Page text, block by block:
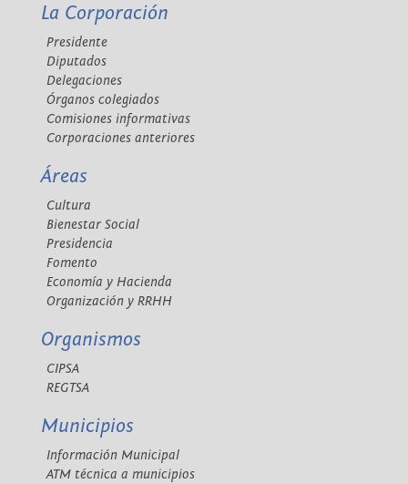
La Corporación
Presidente
Diputados
Delegaciones
Órganos colegiados
Comisiones informativas
Corporaciones anteriores
Áreas
Cultura
Bienestar Social
Presidencia
Fomento
Economía y Hacienda
Organización y RRHH
Organismos
CIPSA
REGTSA
Municipios
Información Municipal
ATM técnica a municipios